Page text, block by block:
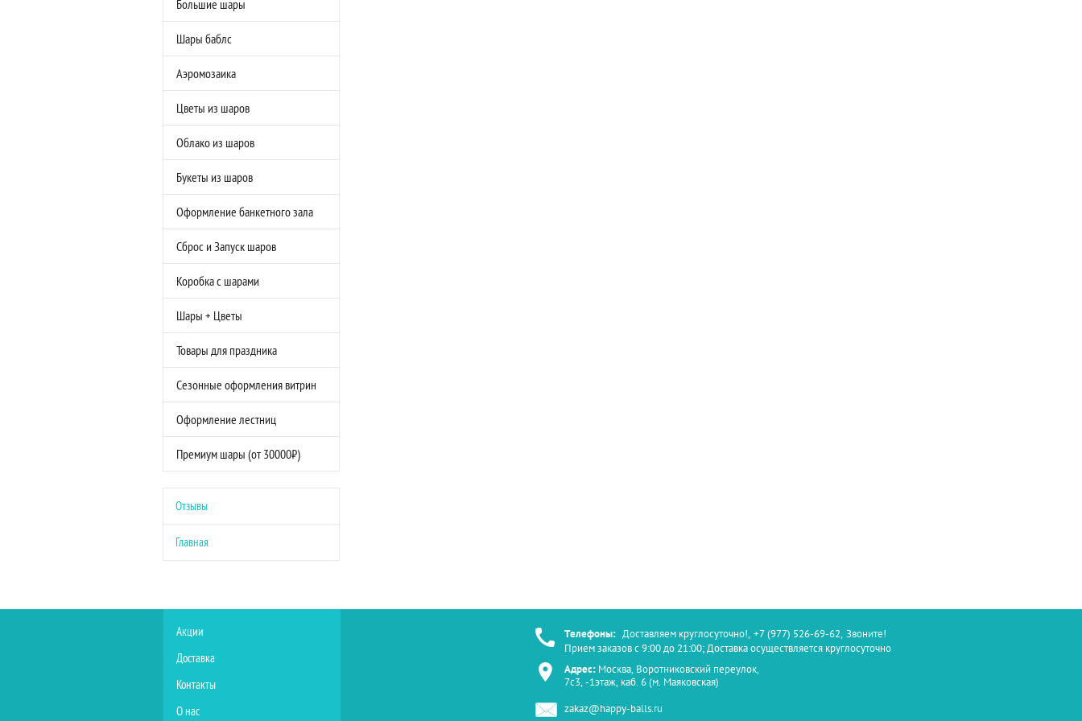
Большие шары
Шары баблс
Аэромозаика
Цветы из шаров
Облако из шаров
Букеты из шаров
Оформление банкетного зала
Сброс и Запуск шаров
Коробка с шарами
Шары + Цветы
Товары для праздника
Сезонные оформления витрин
Оформление лестниц
Премиум шары (от 30000₽)
Отзывы
Главная
Акции
Доставка
Контакты
О нас
Телефоны: Доставляем круглосуточно!, +7 (977) 526-69-62, Звоните!
Прием заказов с 9:00 до 21:00; Доставка осуществляется круглосуточно
Адрес: Москва, Воротниковский переулок,
7с3, -1этаж, каб. 6 (м. Маяковская)
zakaz@happy-balls.ru